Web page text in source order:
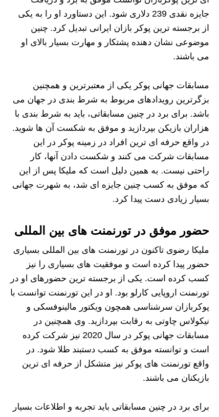
جایزه نقدی 239 دلاری شود. این دستاورد او را به یکی
از برجسته ترین پوکر بازان ایرانی تبدیل کرد. چنین
موضوعی نشان دهنده پشتکار و مهارت بسیار بالای او
می باشند.
مسابقات جهانی پوکر یکی از معتبرترین و همچنین
بزگرترین رویدادهای مربوط به شرط بندی در جهان می
باشد. برای برد در چنین مسابقاتی، باید به شرط بندی با
هزاران بازیکن بپردازید و موفق به شکست آن ها شوید.
در واقع حرفه ای ترین افراد در زمینه پوکر در این
مسابقات شرکت می کنند و شکست دادن آنها، کار
راحتی نیست. به همین دلیل است که ملیکا پس از این
که موفق به کسب چنین جایزه ای شد، به شهرت جهانی
بسیار زیادی دست پیدا کرد.
حضور موفق در تورنمنت های بین المللی
ملیکا رضوی تاکنون در تورنمنت های بین المللی بسیاری
حضور پیدا کرده است و موفقیت های بسیاری را نیز
کسب کرده است. یکی از برجسته ترین حضورهای او در
تورنمنت اروپایی کارلو بود. او در این تورنمنت توانست با
پوکربازان سرشناسی همچون ویکتور مالینوفسکی و
نیکولاس چاوتی به رقابت بپردازید. وی همچنین در
مسابقات جهانی پوکر در سال 2020 نیز شرکت کرده
است و توانسته موفق به کسب دستبند طلا شود. در
واقع تورنمنت های پوکر نیز متشکل از حرفه ای ترین
بازیکنان می باشند.
برای برد در چنین مسابقاتی باید تجربه و اطلاعات بسیار